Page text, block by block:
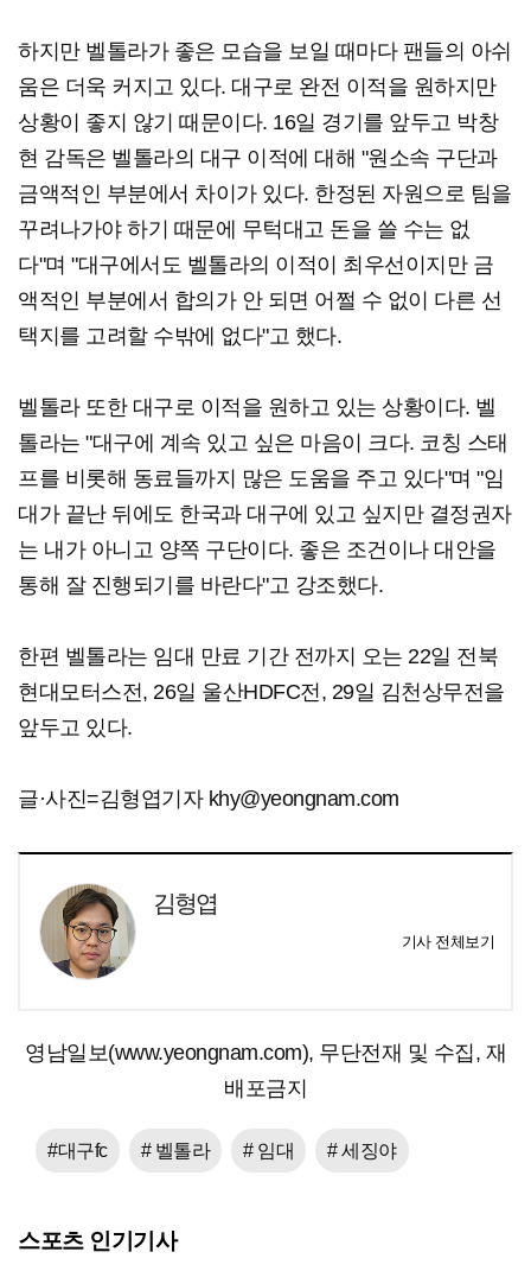
하지만 벨톨라가 좋은 모습을 보일 때마다 팬들의 아쉬
움은 더욱 커지고 있다. 대구로 완전 이적을 원하지만
상황이 좋지 않기 때문이다. 16일 경기를 앞두고 박창
현 감독은 벨톨라의 대구 이적에 대해 "원소속 구단과
금액적인 부분에서 차이가 있다. 한정된 자원으로 팀을
꾸려나가야 하기 때문에 무턱대고 돈을 쓸 수는 없
다"며 "대구에서도 벨톨라의 이적이 최우선이지만 금
액적인 부분에서 합의가 안 되면 어쩔 수 없이 다른 선
택지를 고려할 수밖에 없다"고 했다.
벨톨라 또한 대구로 이적을 원하고 있는 상황이다. 벨
톨라는 "대구에 계속 있고 싶은 마음이 크다. 코칭 스태
프를 비롯해 동료들까지 많은 도움을 주고 있다"며 "임
대가 끝난 뒤에도 한국과 대구에 있고 싶지만 결정권자
는 내가 아니고 양쪽 구단이다. 좋은 조건이나 대안을
통해 잘 진행되기를 바란다"고 강조했다.
한편 벨톨라는 임대 만료 기간 전까지 오는 22일 전북
현대모터스전, 26일 울산HDFC전, 29일 김천상무전을
앞두고 있다.
글·사진=김형엽기자 khy@yeongnam.com
김형엽
기사 전체보기
영남일보(www.yeongnam.com), 무단전재 및 수집, 재
배포금지
#대구fc # 벨톨라 # 임대 # 세징야
스포츠 인기기사